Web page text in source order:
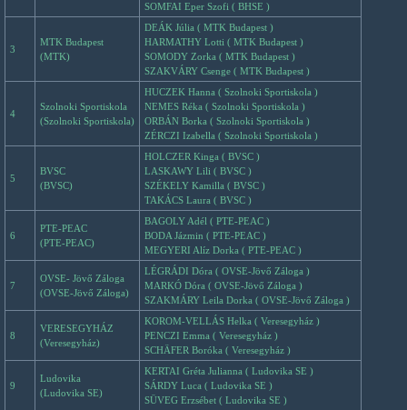
SOMFAI Eper Szofi ( BHSE )
3
MTK Budapest
(MTK)
DEÁK Júlia ( MTK Budapest )
HARMATHY Lotti ( MTK Budapest )
SOMODY Zorka ( MTK Budapest )
SZAKVÁRY Csenge ( MTK Budapest )
4
Szolnoki Sportiskola
(Szolnoki Sportiskola)
HUCZEK Hanna ( Szolnoki Sportiskola )
NEMES Réka ( Szolnoki Sportiskola )
ORBÁN Borka ( Szolnoki Sportiskola )
ZÉRCZI Izabella ( Szolnoki Sportiskola )
5
BVSC
(BVSC)
HOLCZER Kinga ( BVSC )
LASKAWY Lili ( BVSC )
SZÉKELY Kamilla ( BVSC )
TAKÁCS Laura ( BVSC )
6
PTE-PEAC
(PTE-PEAC)
BAGOLY Adél ( PTE-PEAC )
BODA Jázmin ( PTE-PEAC )
MEGYERI Alíz Dorka ( PTE-PEAC )
7
OVSE- Jövő Záloga
(OVSE-Jövő Záloga)
LÉGRÁDI Dóra ( OVSE-Jövő Záloga )
MARKÓ Dóra ( OVSE-Jövő Záloga )
SZAKMÁRY Leila Dorka ( OVSE-Jövő Záloga )
8
VERESEGYHÁZ
(Veresegyház)
KOROM-VELLÁS Helka ( Veresegyház )
PENCZI Emma ( Veresegyház )
SCHÄFER Boróka ( Veresegyház )
9
Ludovika
(Ludovika SE)
KERTAI Gréta Julianna ( Ludovika SE )
SÁRDY Luca ( Ludovika SE )
SÜVEG Erzsébet ( Ludovika SE )